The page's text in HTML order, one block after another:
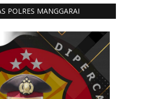
POLRES MANGGARAI